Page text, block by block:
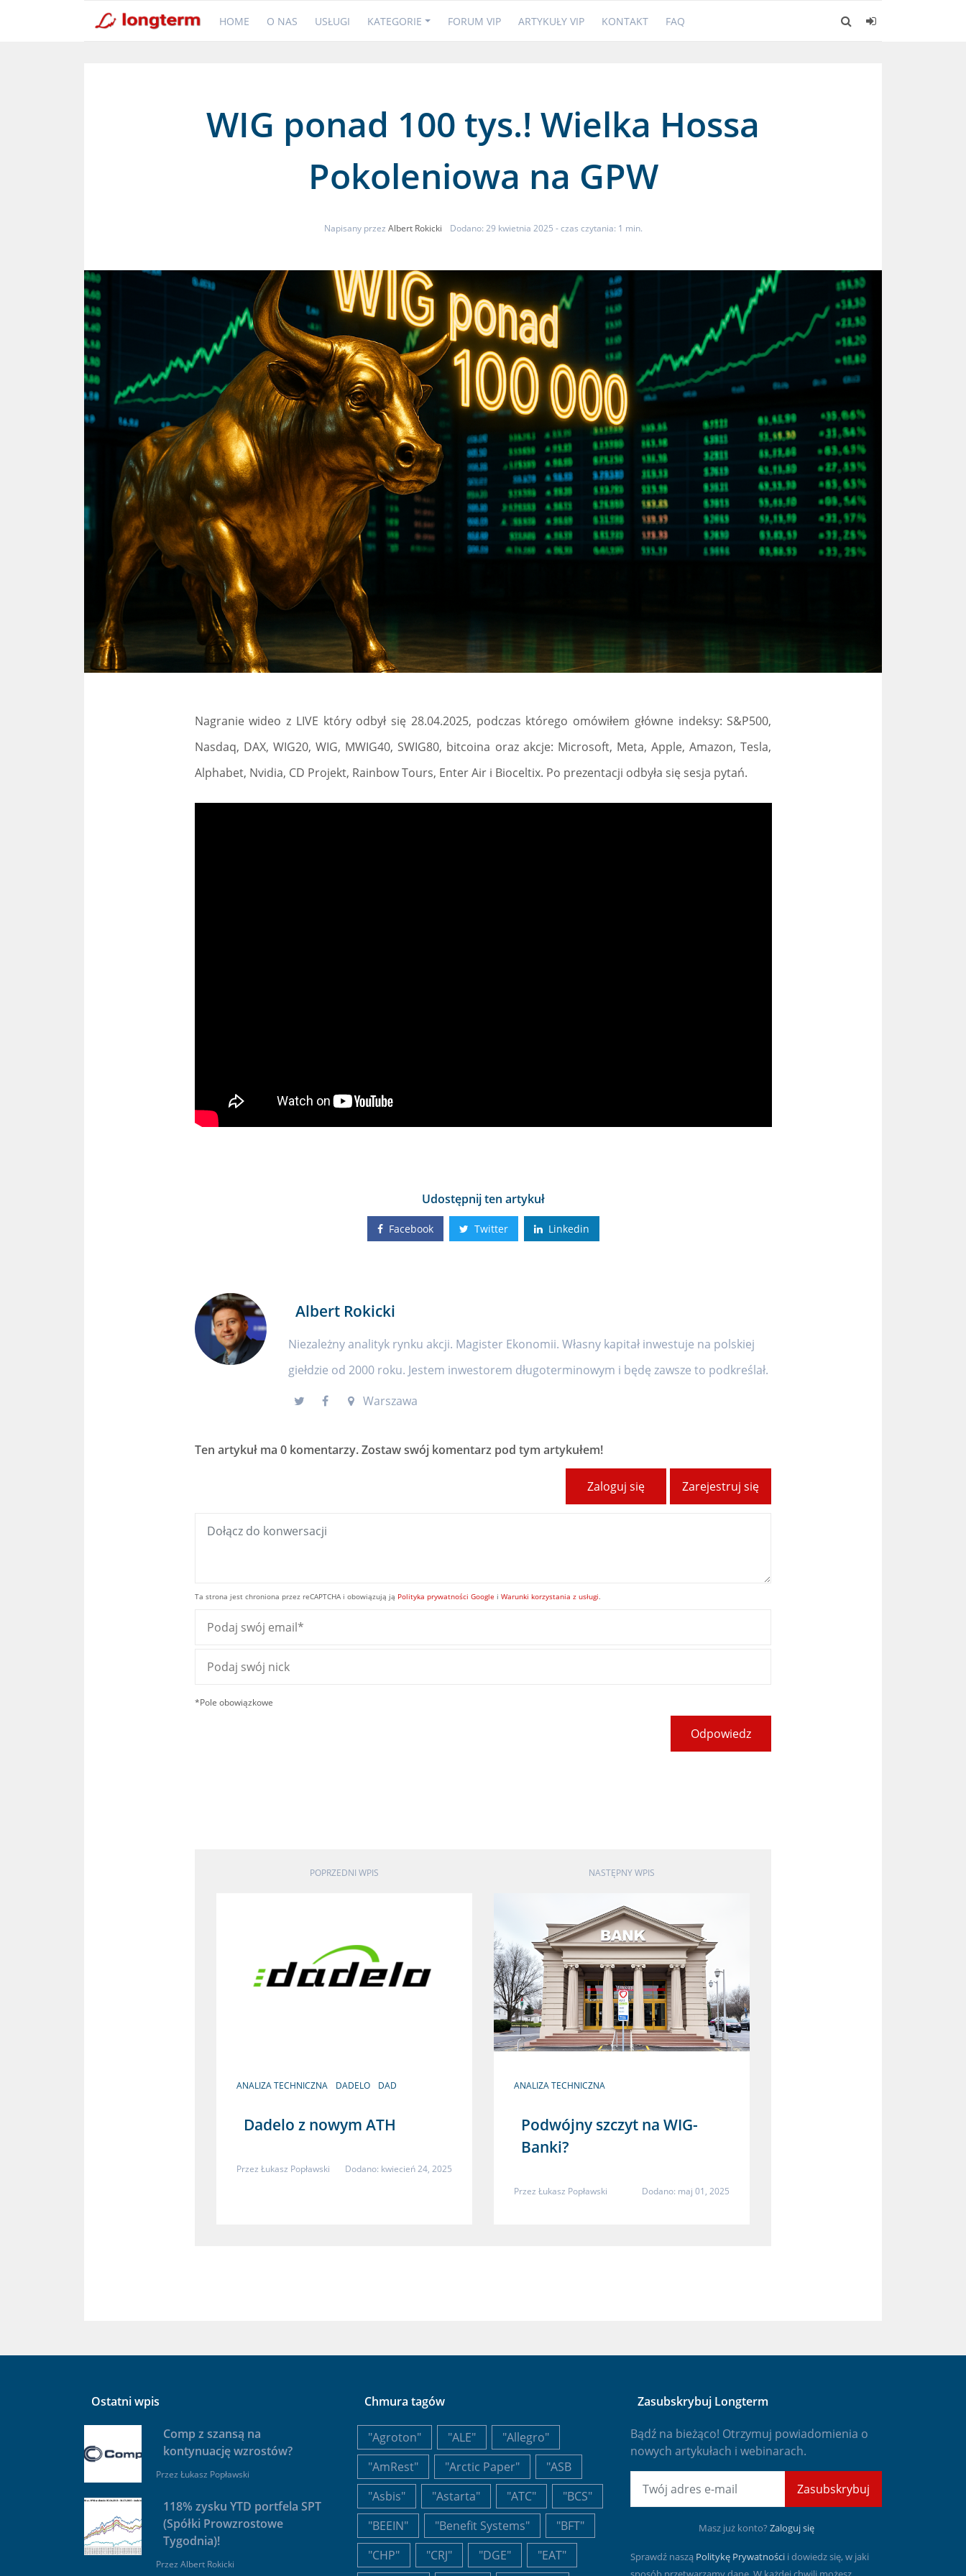
HOME O NAS USŁUGI KATEGORIE FORUM VIP ARTYKUŁY VIP KONTAKT FAQ
WIG ponad 100 tys.! Wielka Hossa
Pokoleniowa na GPW
Napisany przez Albert Rokicki Dodano: 29 kwietnia 2025 - czas czytania: 1 min.
Nagranie wideo z LIVE który odbył się 28.04.2025, podczas którego omówiłem główne indeksy: S&P500,
Nasdaq, DAX, WIG20, WIG, MWIG40, SWIG80, bitcoina oraz akcje: Microsoft, Meta, Apple, Amazon, Tesla,
Alphabet, Nvidia, CD Projekt, Rainbow Tours, Enter Air i Bioceltix. Po prezentacji odbyła się sesja pytań.
Udostępnij ten artykuł
Facebook Twitter Linkedin
Albert Rokicki
Niezależny analityk rynku akcji. Magister Ekonomii. Własny kapitał inwestuje na polskiej
giełdzie od 2000 roku. Jestem inwestorem długoterminowym i będę zawsze to podkreślał.
Warszawa
Ten artykuł ma 0 komentarzy. Zostaw swój komentarz pod tym artykułem!
Zarejestruj się
Zaloguj się
Ta strona jest chroniona przez reCAPTCHA i obowiązują ją Polityka prywatności Google i Warunki korzystania z usługi.
*Pole obowiązkowe
Odpowiedz
POPRZEDNI WPIS
ANALIZA TECHNICZNA DADELO DAD
Dadelo z nowym ATH
Przez Łukasz Popławski Dodano: kwiecień 24, 2025
NASTĘPNY WPIS
ANALIZA TECHNICZNA
Podwójny szczyt na WIG-
Banki?
Przez Łukasz Popławski Dodano: maj 01, 2025
Ostatni wpis
Comp z szansą na
kontynuację wzrostów?
Przez Łukasz Popławski
118% zysku YTD portfela SPT
(Spółki Prowzrostowe
Tygodnia)!
Przez Albert Rokicki
Chmura tagów
"Agroton" "ALE"
"Allegro"
"AmRest"
"Arctic Paper"
"ASB
"Asbis"
"Astarta" "ATC"
"BCS"
"BEEIN"
"Benefit Systems"
"BFT"
"CHP"
"CRJ" "DGE" "EAT"
Zasubskrybuj Longterm
Bądź na bieżąco! Otrzymuj powiadomienia o
nowych artykułach i webinarach.
Zasubskrybuj
Masz już konto? Zaloguj się
Sprawdź naszą Politykę Prywatności i dowiedz się, w jaki